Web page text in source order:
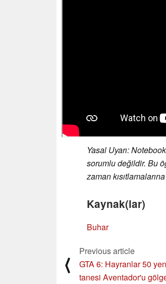
Yasal Uyarı:
sorumlu değildir. Bu
zaman
Kaynak(lar)
Buhar
⟨
Previous article
GTA 6: Hayranlar 50
tanesi Aventador'u